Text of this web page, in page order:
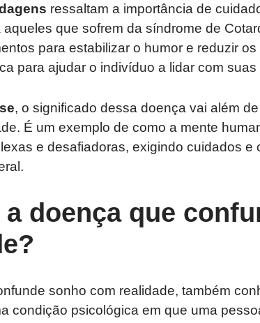
ressaltam a importância de
que sofrem da síndrome de
para estabilizar o humor e reduzir
para ajudar o indivíduo a lidar com
, o significado dessa doença vai além
É um exemplo de como a mente
e desafiadoras, exigindo cuidados e
a doença que
sonho com realidade, também
condição psicológica em que uma